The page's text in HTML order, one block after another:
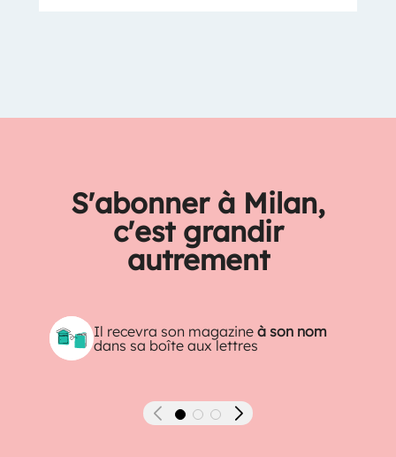
S'abonner à Milan,
c'est grandir
autrement
Il recevra son magazineà son nom
dans sa boîte aux lettres
Précédent Suivant